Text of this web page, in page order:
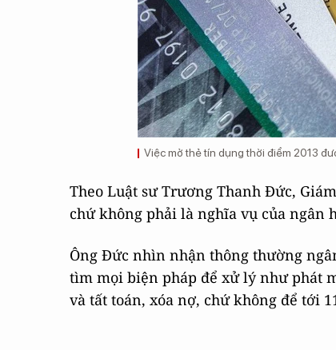
Việc mở thẻ tín dụng thời điểm 2013
Theo Luật sư Trương Thanh Đức,
chứ không phải là nghĩa vụ của ngân
Ông Đức nhìn nhận thông thường
tìm mọi biện pháp để xử lý như phát
và tất toán, xóa nợ, chứ không để tới